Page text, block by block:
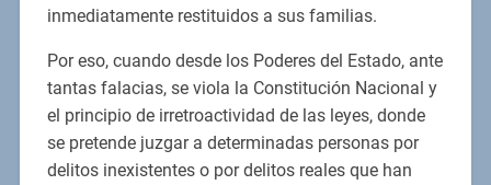
inmediatamente restituidos a sus familias.
Por eso, cuando desde los Poderes del Estado, ante
tantas falacias, se viola la Constitución Nacional y
el principio de irretroactividad de las leyes, donde
se pretende juzgar a determinadas personas por
delitos inexistentes o por delitos reales que han